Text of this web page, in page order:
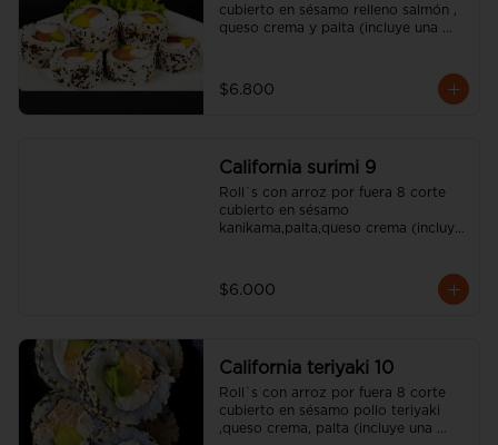
cubierto en sésamo relleno salmón ,
queso crema y palta (incluye una
$6.800
California surimi 9
Roll`s con arroz por fuera 8 corte
cubierto en sésamo
kanikama,palta,queso crema (incluye
$6.000
California teriyaki 10
Roll`s con arroz por fuera 8 corte
cubierto en sésamo pollo teriyaki
,queso crema, palta (incluye una